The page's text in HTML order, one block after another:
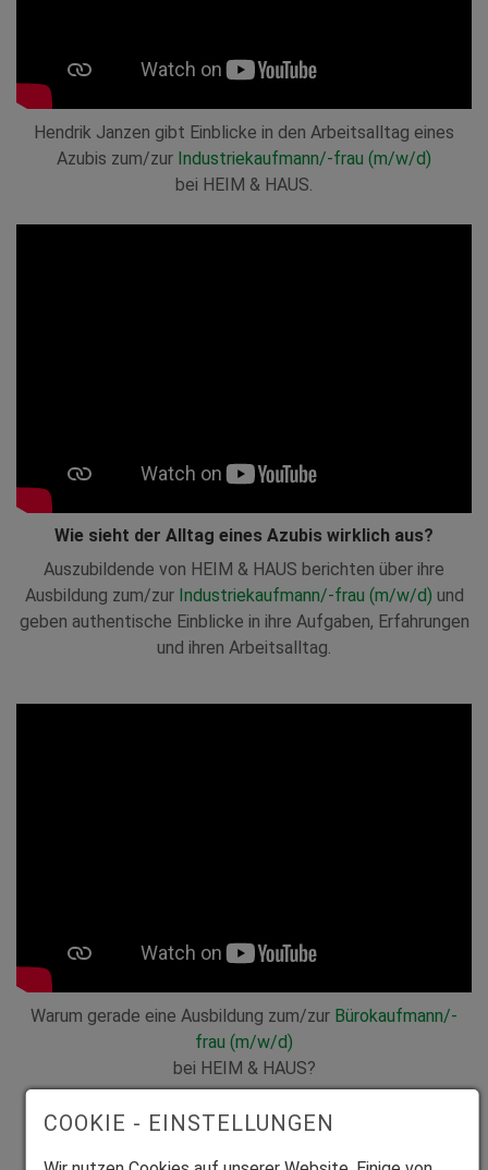
Hendrik Janzen gibt Einblicke in den Arbeitsalltag eines
Azubis zum/zur Industriekaufmann/-frau (m/w/d)
bei HEIM & HAUS.
Wie sieht der Alltag eines Azubis wirklich aus?
Auszubildende von HEIM & HAUS berichten über ihre
Ausbildung zum/zur Industriekaufmann/-frau (m/w/d) und
geben authentische Einblicke in ihre Aufgaben, Erfahrungen
und ihren Arbeitsalltag.
Warum gerade eine Ausbildung zum/zur Bürokaufmann/-
frau (m/w/d)
bei HEIM & HAUS?
COOKIE - EINSTELLUNGEN